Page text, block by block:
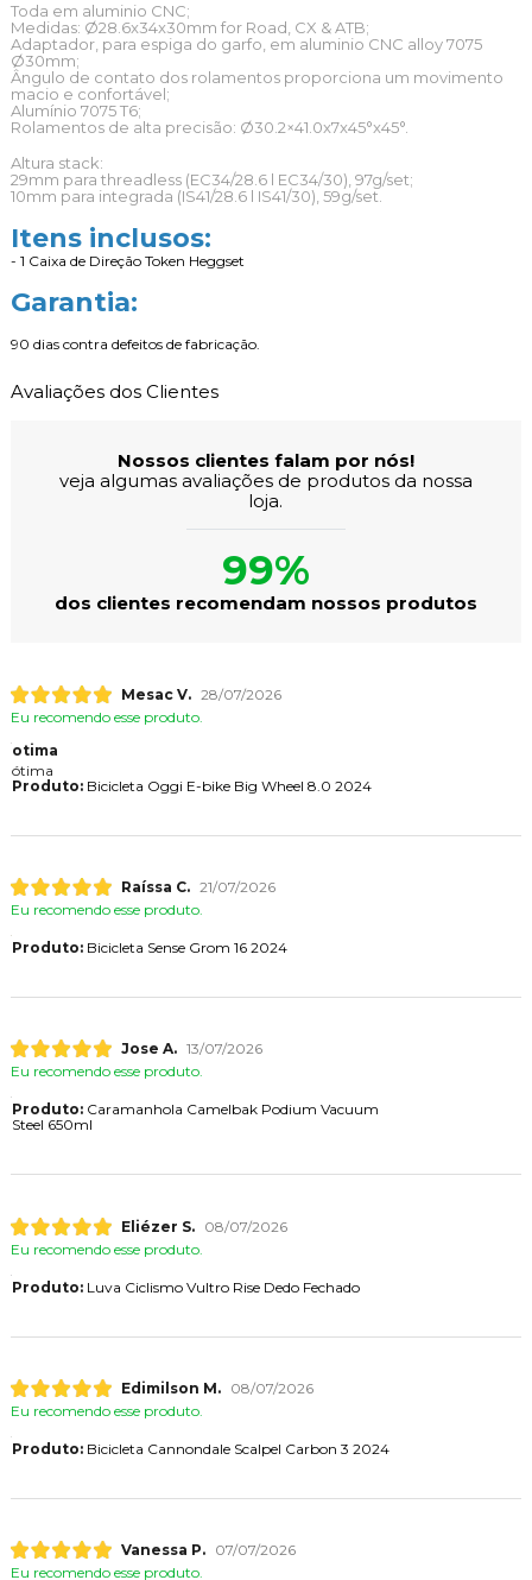
Toda em aluminio CNC;
Medidas: Ø28.6x34x30mm for Road, CX & ATB;
Adaptador, para espiga do garfo, em aluminio CNC alloy 7075
Ø30mm;
ngulo de contato dos rolamentos proporciona um movimento
macio e confortável;
Alumínio 7075 T6;
Rolamentos de alta precisão: Ø30.2×41.0x7x45°x45°.
Altura stack:
29mm para threadless (EC34/28.6 l EC34/30), 97g/set;
10mm para integrada (IS41/28.6 l IS41/30), 59g/set.
Itens inclusos:
- 1 Caixa de Direção Token Heggset
Garantia:
90 dias contra defeitos de fabricação.
Avaliações dos Clientes
Nossos clientes falam por nós!
veja algumas avaliações de produtos da nossa
loja.
99%
dos clientes recomendam nossos produtos
Mesac V. 28/07/2026
Eu recomendo esse produto.
otima
ótima
Produto:Bicicleta Oggi E-bike Big Wheel 8.0 2024
Raíssa C. 21/07/2026
Eu recomendo esse produto.
Produto:Bicicleta Sense Grom 16 2024
Jose A. 13/07/2026
Eu recomendo esse produto.
Produto:Caramanhola Camelbak Podium Vacuum
Steel 650ml
Eliézer S.
08/07/2026
Eu recomendo esse produto.
Produto:Luva Ciclismo Vultro Rise Dedo Fechado
Edimilson M.
08/07/2026
Eu recomendo esse produto.
Produto:Bicicleta Cannondale Scalpel Carbon 3 2024
Vanessa P.
07/07/2026
Eu recomendo esse produto.